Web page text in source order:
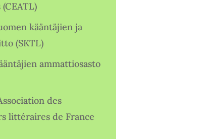
kääntäjien ja
(SKTL)
ammattiosasto
des
littéraires de France